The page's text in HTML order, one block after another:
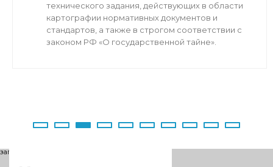
технического задания, действующих в области
картографии нормативных документов и
стандартов, а также в строгом соответствии с
законом РФ «О государственной тайне».
загрузка карты...